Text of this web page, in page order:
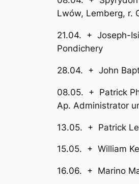
Lwów, Lemberg, r.
21.04. +
Pondichery
28.04. + John
08.05. +
Ap. Administrator
13.05. +
15.05. +
16.06. +